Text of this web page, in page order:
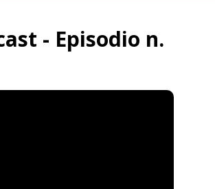
- Episodio n.